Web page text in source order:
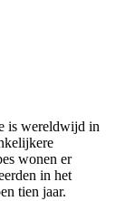
is wereldwijd in
wonen er
in het
tien jaar.